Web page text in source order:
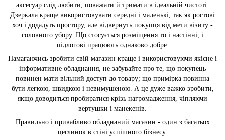
аксесуар слід любити, поважати й тримати в ідеальній чистоті.
Дзеркала краще використовувати середні і маленькі, так як ростові
хоч і додадуть простору, але відвернуть покупця від мети візиту -
головного убору. Що стосується розміщення то і настінні, і
підлогові працюють однаково добре.
Намагаючись зробити свій магазин краще і використовуючи якісне і
інформативне обладнання, не забувайте про те, що покупець
повинен мати вільний доступ до товару; що примірка повинна
бути легкою, швидкою і невимушеною. А це дуже важко зробити,
якщо доводиться пробиратися крізь нагромадження, чіпляючи
вертушки і манекенів.
Правильно і привабливо обладнаний магазин - один з багатьох
цеглинок в стіні успішного бізнесу.